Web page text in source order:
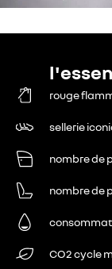
rouge
sellerie
nombre de
nombre de
CO2 cycle